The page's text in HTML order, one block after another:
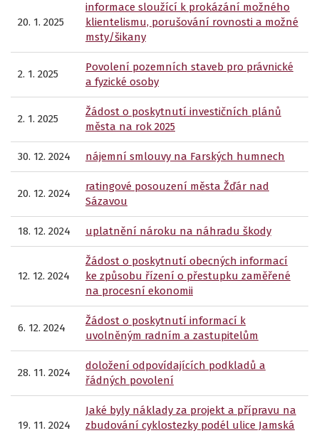
20. 1. 2025
informace sloužící k prokázání možného
klientelismu, porušování rovnosti a možné
msty/šikany
2. 1. 2025
Povolení pozemních staveb pro právnické
a fyzické osoby
2. 1. 2025
Žádost o poskytnutí investičních plánů
města na rok 2025
30. 12. 2024 nájemní smlouvy na Farských humnech
20. 12. 2024
ratingové posouzení města Žďár nad
Sázavou
18. 12. 2024 uplatnění nároku na náhradu škody
12. 12. 2024
Žádost o poskytnutí obecných informací
ke způsobu řízení o přestupku zaměřené
na procesní ekonomii
6. 12. 2024
Žádost o poskytnutí informací k
uvolněným radním a zastupitelům
28. 11. 2024
doložení odpovídajících podkladů a
řádných povolení
19. 11. 2024
Jaké byly náklady za projekt a přípravu na
zbudování cyklostezky podél ulice Jamská